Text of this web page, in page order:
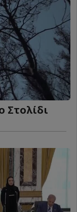
Στολίδι